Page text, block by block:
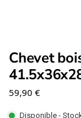
Chevet
59,90 €
Disponible -